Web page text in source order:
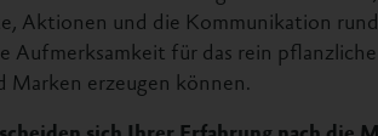
Aktionen und die Kommunikation rund
Aufmerksamkeit für das rein
Marken erzeugen können.
sich Ihrer Erfahrung nach die